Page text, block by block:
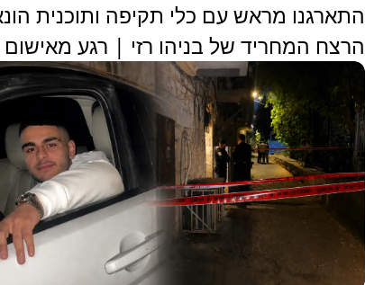
התארגנו מראש עם כלי תקיפה ותוכנית
הרצח המחריד של בניהו רזי | רגע מאישום